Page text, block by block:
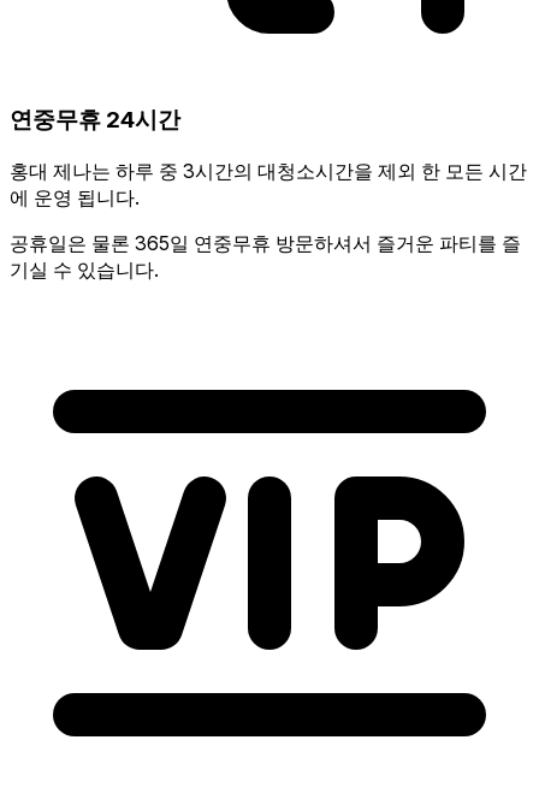
연중무휴 24시간
홍대 제나는 하루 중 3시간의 대청소시간을 제외 한 모든 시간
에 운영 됩니다.
공휴일은 물론 365일 연중무휴 방문하셔서 즐거운 파티를 즐
기실 수 있습니다.